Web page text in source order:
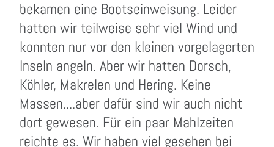
bekamen eine Bootseinweisung. Leider
hatten wir teilweise sehr viel Wind und
konnten nur vor den kleinen vorgelagerten
Inseln angeln. Aber wir hatten Dorsch,
Köhler, Makrelen und Hering. Keine
Massen....aber dafür sind wir auch nicht
dort gewesen. Für ein paar Mahlzeiten
reichte es. Wir haben viel gesehen bei